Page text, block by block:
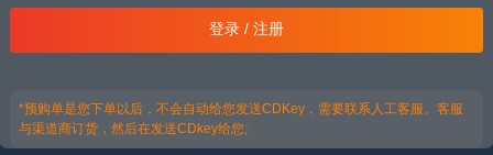
登录 / 注册
*预购单是您下单以后，不会自动给您发送CDKey，需要联系人工客服。客服
与渠道商订货，然后在发送CDkey给您;